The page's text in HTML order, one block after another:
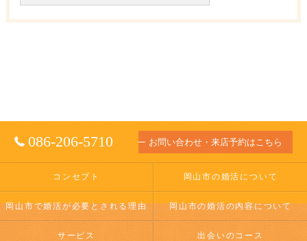
086-206-5710 お問い合わせ・来店予約はこちら
コンセプト 岡山市の婚活について
岡山市で婚活が必要とされる理由 岡山市の婚活の内容について
サービス 出会いのコース